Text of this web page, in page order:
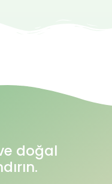
doğal